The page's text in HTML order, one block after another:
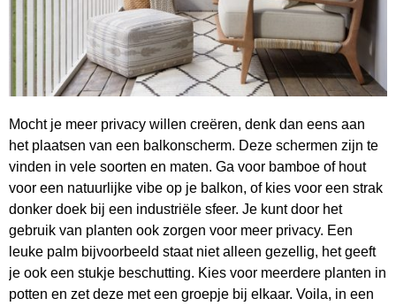
Mocht je meer privacy willen creëren, denk dan eens aan
het plaatsen van een balkonscherm. Deze schermen zijn te
vinden in vele soorten en maten. Ga voor bamboe of hout
voor een natuurlijke vibe op je balkon, of kies voor een strak
donker doek bij een industriële sfeer. Je kunt door het
gebruik van planten ook zorgen voor meer privacy. Een
leuke palm bijvoorbeeld staat niet alleen gezellig, het geeft
je ook een stukje beschutting. Kies voor meerdere planten in
potten en zet deze met een groepje bij elkaar. Voila, in een